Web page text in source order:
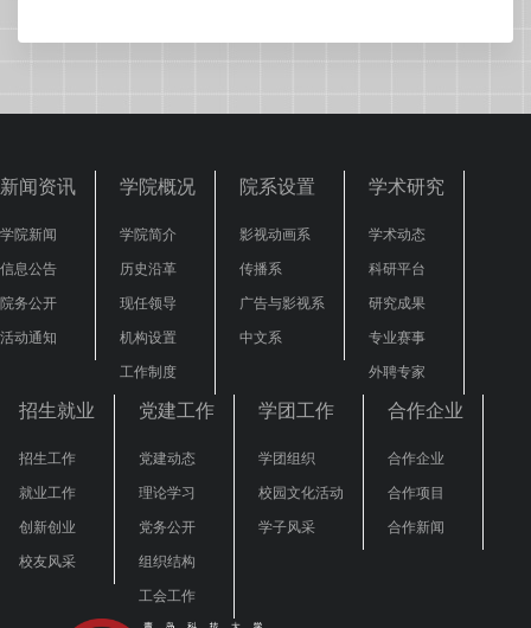
新闻资讯
学院新闻
信息公告
院务公开
活动通知
学院概况
学院简介
历史沿革
现任领导
机构设置
工作制度
院系设置
影视动画系
传播系
广告与影视系
中文系
学术研究
学术动态
科研平台
研究成果
专业赛事
外聘专家
招生就业
招生工作
就业工作
创新创业
校友风采
党建工作
党建动态
理论学习
党务公开
组织结构
工会工作
学团工作
学团组织
校园文化活动
学子风采
合作企业
合作企业
合作项目
合作新闻